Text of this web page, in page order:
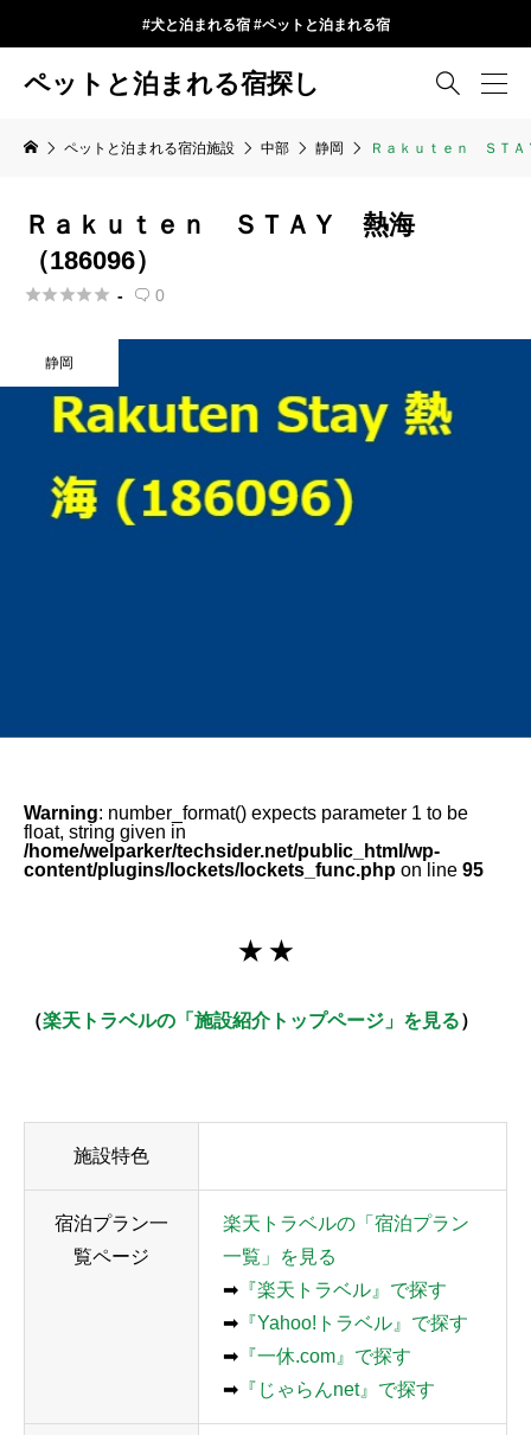
#犬と泊まれる宿 #ペットと泊まれる宿
ペットと泊まれる宿探し 
ペットと泊まれる宿泊施設 中部 静岡 Ｒａｋｕｔｅｎ ＳＴ
Ｒａｋｕｔｅｎ ＳＴＡＹ 熱海
（186096）
 -  0
静岡
Warning: number_format() expects parameter 1 to be
float, string given in
/home/welparker/techsider.net/public_html/wp-
content/plugins/lockets/lockets_func.php on line 95
★ ★
（楽天トラベルの「施設紹介トップページ」を見る）
施設特色
宿泊プラン一
覧ページ
楽天トラベルの「宿泊プラン
一覧」を見る
➡ 『楽天トラベル』で探す
➡ 『Yahoo!トラベル』で探す
➡ 『一休.com』で探す
➡ 『じゃらんnet』で探す